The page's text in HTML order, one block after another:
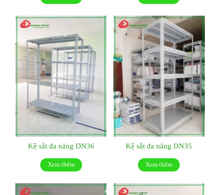
Kệ sắt đa năng DN36
Xem thêm
Kệ sắt đa năng DN35
Xem thêm